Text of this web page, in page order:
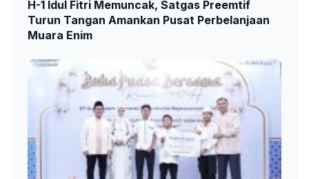
H-1 Idul Fitri Memuncak, Satgas Preemtif
Turun Tangan Amankan Pusat Perbelanjaan
Muara Enim